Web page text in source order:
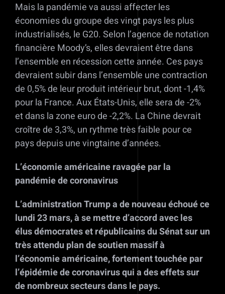
Mais la pandémie va aussi affecter les
économies du groupe des vingt pays les plus
industrialisés, le G20. Selon l’agence de notation
financière Moody’s, elles devraient être dans
l’ensemble en récession cette année. Ces pays
devraient subir dans l’ensemble une contraction
de 0,5% de leur produit intérieur brut, dont -1,4%
pour la France. Aux États-Unis, elle sera de -2%
et dans la zone euro de -2,2%. La Chine devrait
croître de 3,3%, un rythme très faible pour ce
pays depuis une vingtaine d’années.
L’économie américaine ravagée par la
pandémie de coronavirus
L’administration Trump a de nouveau échoué ce
lundi 23 mars, à se mettre d’accord avec les
élus démocrates et républicains du Sénat sur un
très attendu plan de soutien massif à
l’économie américaine, fortement touchée par
l’épidémie de coronavirus qui a des effets sur
de nombreux secteurs dans le pays.